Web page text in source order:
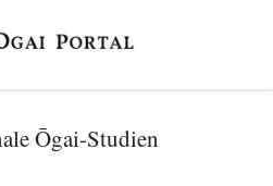
Ōgai-Studien